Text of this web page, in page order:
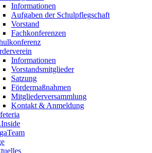
Informationen
Aufgaben der Schulpflegschaft
Vorstand
Fachkonferenzen
Informationen
Vorstandsmitglieder
Satzung
Fördermaßnahmen
Mitgliederversammlung
Kontakt & Anmeldung